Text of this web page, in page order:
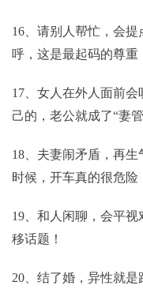
16、请别人帮忙，会
呼，这是最起码的尊重
17、女人在外人面前
己的，老公就成了“妻
18、夫妻闹矛盾，再
时候，开车真的很危险
19、和人闲聊，会平
移话题！
20、结了婚，异性就